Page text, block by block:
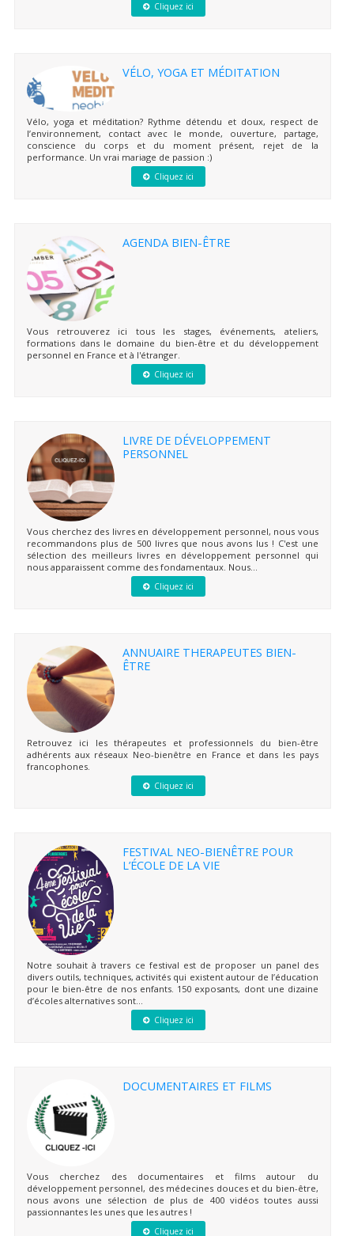
Cliquez ici
VÉLO, YOGA ET MÉDITATION
Vélo, yoga et méditation? Rythme détendu et doux, respect de
l’environnement, contact avec le monde, ouverture, partage,
conscience du corps et du moment présent, rejet de la
performance. Un vrai mariage de passion :)
Cliquez ici
AGENDA BIEN-ÊTRE
Vous retrouverez ici tous les stages, événements, ateliers,
formations dans le domaine du bien-être et du développement
personnel en France et à l'étranger.
Cliquez ici
LIVRE DE DÉVELOPPEMENT
PERSONNEL
Vous cherchez des livres en développement personnel, nous vous
recommandons plus de 500 livres que nous avons lus ! C'est une
sélection des meilleurs livres en développement personnel qui
nous apparaissent comme des fondamentaux. Nous...
Cliquez ici
ANNUAIRE THERAPEUTES BIEN-
ÊTRE
Retrouvez ici les thérapeutes et professionnels du bien-être
adhérents aux réseaux Neo-bienêtre en France et dans les pays
francophones.
Cliquez ici
FESTIVAL NEO-BIENÊTRE POUR
L’ÉCOLE DE LA VIE
Notre souhait à travers ce festival est de proposer un panel des
divers outils, techniques, activités qui existent autour de l’éducation
pour le bien-être de nos enfants. 150 exposants, dont une dizaine
d’écoles alternatives sont...
Cliquez ici
DOCUMENTAIRES ET FILMS
Vous cherchez des documentaires et films autour du
développement personnel, des médecines douces et du bien-être,
nous avons une sélection de plus de 400 vidéos toutes aussi
passionnantes les unes que les autres !
Cliquez ici